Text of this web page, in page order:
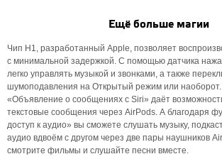
Ещё больше магии
Чип H1, разработанный Apple, позволяет
с минимальной задержкой. С помощью датчика
легко управлять музыкой и звонками, а также
шумоподавления на Открытый режим или наоборот.
«Объявление о сообщениях с Siri» даёт
текстовые сообщения через AirPods. А благодаря
доступ к аудио» вы сможете слушать музыку,
аудио вдвоём с другом через две пары наушников
смотрите фильмы и слушайте песни вместе.